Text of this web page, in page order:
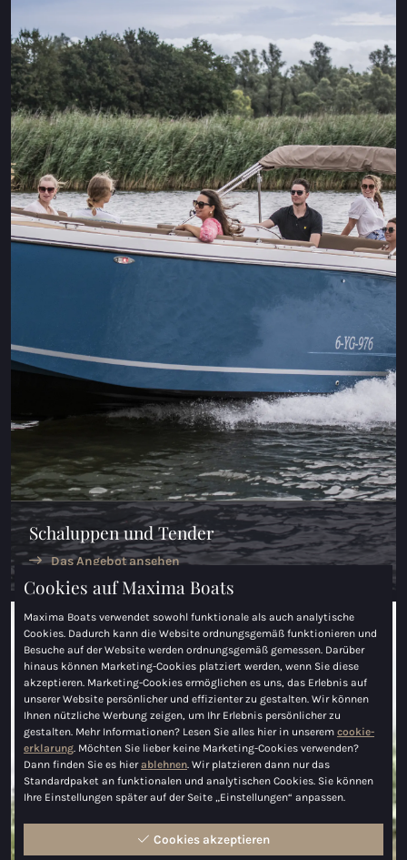
Maxima 35
Maxima 37 kabine
Alle Coastal modelle
Schaluppen
Maxima 490
Maxima 550
Maxima 630 NEUE
Maxima 730
Maxima 730I
Maxima 820 retro
Maxima 920 cabin
Maxima 650 Flying Lounge
Maxima 750 Flying Lounge
Alle Inland modelle
Elektrischen Schaluppen
Maxima 490 XL Elektrisch
Maxima 550 Elektrisch
Maxima 600 Elektrisch
Schaluppen und Tender
Das Angebot ansehen
Cookies auf Maxima Boats
Maxima Boats verwendet sowohl funktionale als auch analytische
Cookies. Dadurch kann die Website ordnungsgemäß funktionieren und
Besuche auf der Website werden ordnungsgemäß gemessen. Darüber
hinaus können Marketing-Cookies platziert werden, wenn Sie diese
akzeptieren. Marketing-Cookies ermöglichen es uns, das Erlebnis auf
unserer Website persönlicher und effizienter zu gestalten. Wir können
Ihnen nützliche Werbung zeigen, um Ihr Erlebnis persönlicher zu
gestalten. Mehr Informationen? Lesen Sie alles hier in unserem cookie-
erklarung . Möchten Sie lieber keine Marketing-Cookies verwenden?
Dann finden Sie es hierablehnen . Wir platzieren dann nur das
Standardpaket an funktionalen und analytischen Cookies. Sie können
Ihre Einstellungen später auf der Seite „Einstellungen“ anpassen.
Cookies akzeptieren